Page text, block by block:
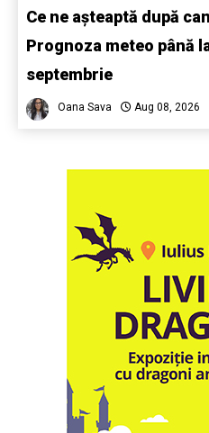
Ce ne așteaptă după
Prognoza meteo până
septembrie
Oana Sava Aug 08, 2026